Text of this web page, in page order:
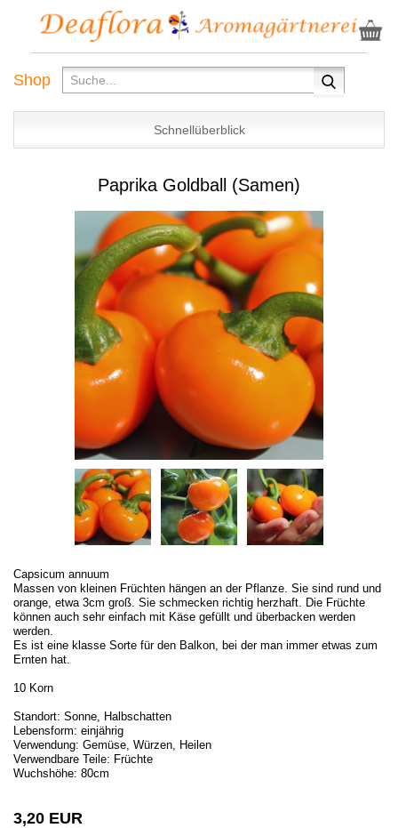
Shop
Schnellüberblick
Paprika Goldball (Samen)
Capsicum annuum
Massen von kleinen Früchten hängen an der Pflanze. Sie sind rund und
orange, etwa 3cm groß. Sie schmecken richtig herzhaft. Die Früchte
können auch sehr einfach mit Käse gefüllt und überbacken werden
werden.
Es ist eine klasse Sorte für den Balkon, bei der man immer etwas zum
Ernten hat.
10 Korn
Standort: Sonne, Halbschatten
Lebensform: einjährig
Verwendung: Gemüse, Würzen, Heilen
Verwendbare Teile: Früchte
Wuchshöhe: 80cm
3,20 EUR